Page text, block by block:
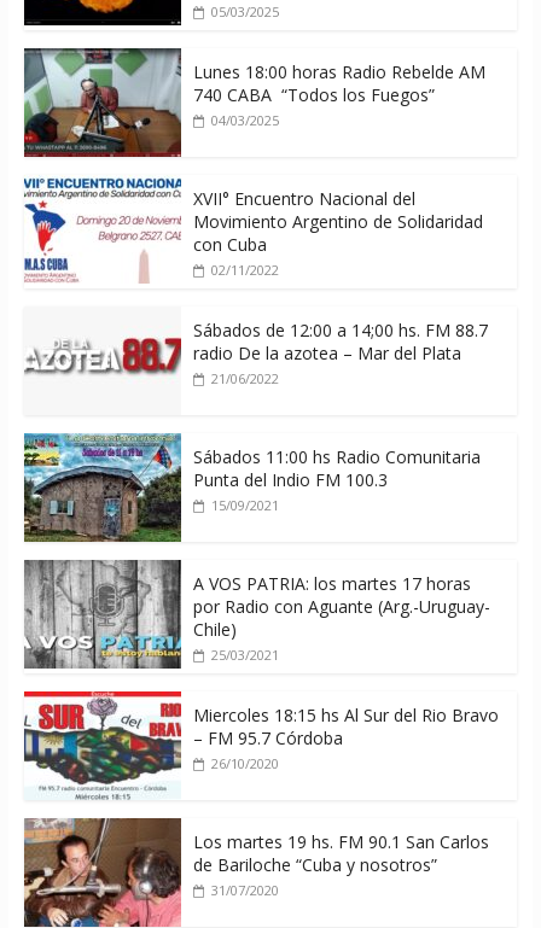
05/03/2025
Lunes 18:00 horas Radio Rebelde AM
740 CABA “Todos los Fuegos”
04/03/2025
XVII° Encuentro Nacional del
Movimiento Argentino de Solidaridad
con Cuba
02/11/2022
Sábados de 12:00 a 14;00 hs. FM 88.7
radio De la azotea – Mar del Plata
21/06/2022
Sábados 11:00 hs Radio Comunitaria
Punta del Indio FM 100.3
15/09/2021
A VOS PATRIA: los martes 17 horas
por Radio con Aguante (Arg.-Uruguay-
Chile)
25/03/2021
Miercoles 18:15 hs Al Sur del Rio Bravo
– FM 95.7 Córdoba
26/10/2020
Los martes 19 hs. FM 90.1 San Carlos
de Bariloche “Cuba y nosotros”
31/07/2020